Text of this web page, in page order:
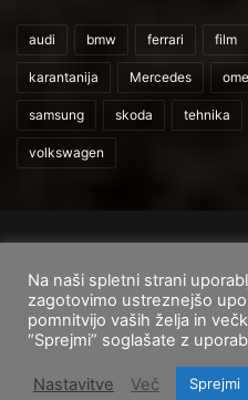
audi bmw ferrari film
karantanija Mercedes
samsung skoda tehnika
volkswagen
Domov
O nas Cenik
Na naši spletni strani
zagotovimo ustreznejšo
pomnitvijo vaših želja in
“Sprejmi” soglašate z
Nastavitve Več Sprejmi